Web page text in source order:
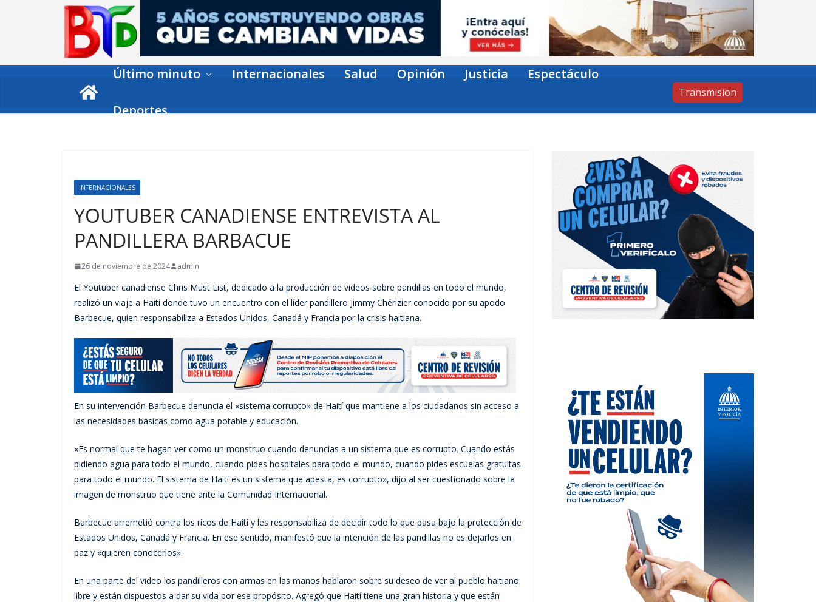
Último minuto Internacionales Salud Opinión Justicia Espectáculo
Deportes
Transmision
INTERNACIONALES
YOUTUBER CANADIENSE ENTREVISTA AL
PANDILLERA BARBACUE
26 de noviembre de 2024 admin
El Youtuber canadiense Chris Must List, dedicado a la producción de videos sobre pandillas en todo el mundo,
realizó un viaje a Haití donde tuvo un encuentro con el líder pandillero Jimmy Chérizier conocido por su apodo
Barbecue, quien responsabiliza a Estados Unidos, Canadá y Francia por la crisis haitiana.
En su intervención Barbecue denuncia el «sistema corrupto» de Haití que mantiene a los ciudadanos sin acceso a
las necesidades básicas como agua potable y educación.
«Es normal que te hagan ver como un monstruo cuando denuncias a un sistema que es corrupto. Cuando estás
pidiendo agua para todo el mundo, cuando pides hospitales para todo el mundo, cuando pides escuelas gratuitas
para todo el mundo. El sistema de Haití es un sistema que apesta, es corrupto», dijo al ser cuestionado sobre la
imagen de monstruo que tiene ante la Comunidad Internacional.
Barbecue arremetió contra los ricos de Haití y les responsabiliza de decidir todo lo que pasa bajo la protección de
Estados Unidos, Canadá y Francia. En ese sentido, manifestó que la intención de las pandillas no es dejarlos en
paz y «quieren conocerlos».
En una parte del video los pandilleros con armas en las manos hablaron sobre su deseo de ver al pueblo haitiano
libre y están dispuestos a dar su vida por ese propósito. Agregó que Haití tiene una gran historia y que están